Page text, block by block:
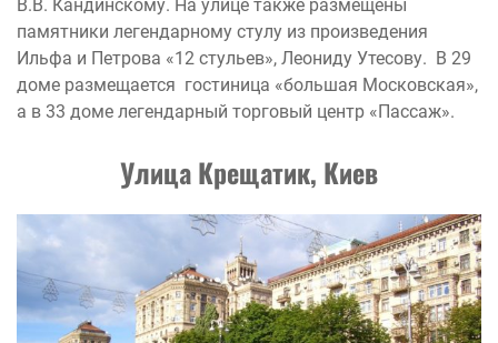
В.В. Кандинскому. На улице также размещены
памятники легендарному стулу из произведения
Ильфа и Петрова «12 стульев», Леониду Утесову. В 29
доме размещается гостиница «большая Московская»,
а в 33 доме легендарный торговый центр «Пассаж».
Улица Крещатик, Киев